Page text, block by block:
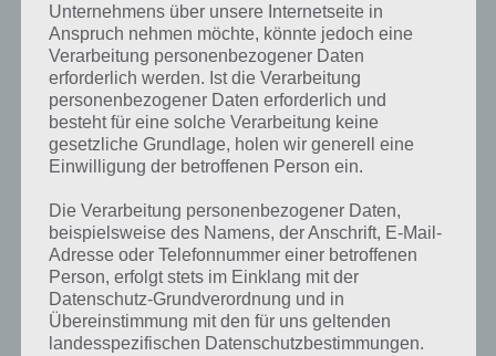
Unternehmens über unsere Internetseite in
Anspruch nehmen möchte, könnte jedoch eine
Verarbeitung personenbezogener Daten
erforderlich werden. Ist die Verarbeitung
personenbezogener Daten erforderlich und
besteht für eine solche Verarbeitung keine
gesetzliche Grundlage, holen wir generell eine
Einwilligung der betroffenen Person ein.
Die Verarbeitung personenbezogener Daten,
beispielsweise des Namens, der Anschrift, E-Mail-
Adresse oder Telefonnummer einer betroffenen
Person, erfolgt stets im Einklang mit der
Datenschutz-Grundverordnung und in
Übereinstimmung mit den für uns geltenden
landesspezifischen Datenschutzbestimmungen.